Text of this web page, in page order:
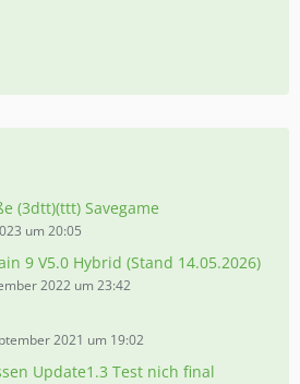
(3dtt)(ttt) Savegame
um 20:05
9 V5.0 Hybrid (Stand 14.05.2026)
2022 um 23:42
2021 um 19:02
Update1.3 Test nich final